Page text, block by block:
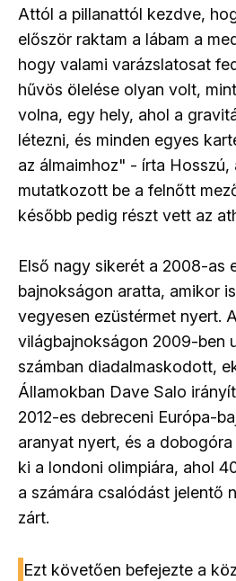
Attól a pillanattól kezdve,
először raktam a lábam a
hogy valami varázslatosat
hűvös ölelése olyan volt,
volna, egy hely, ahol a
létezni, és minden egyes
az álmaimhoz" - írta
mutatkozott be a felnőtt
később pedig részt vett az
Első nagy sikerét a 2008-as
bajnokságon aratta, amikor
vegyesen ezüstérmet nyert.
világbajnokságon 2009-ben
számban diadalmaskodott,
Államokban Dave Salo
2012-es debreceni Európa-
aranyat nyert, és a
ki a londoni olimpiára, ahol
a számára csalódást jelentő
zárt.
Ezt követően befejezte a